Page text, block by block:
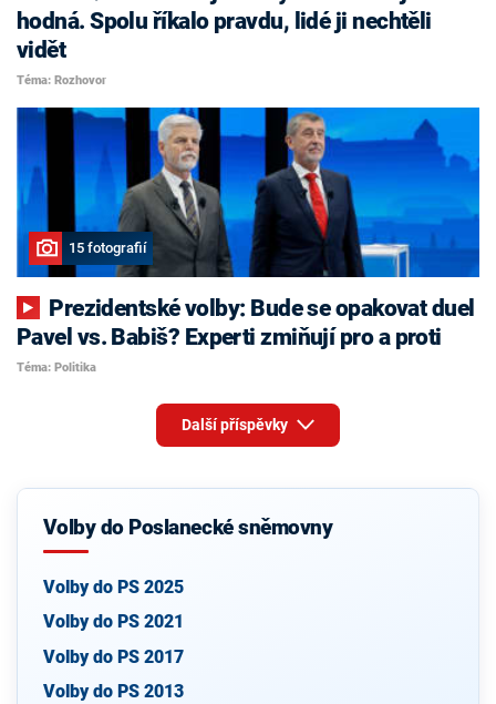
hodná. Spolu říkalo pravdu, lidé ji nechtěli
vidět
Téma: Rozhovor
15 fotografií
Pavel vs. Babiš? Experti zmiňují pro a proti
Téma: Politika
Další příspěvky
Volby do Poslanecké sněmovny
Volby do PS 2025
Volby do PS 2021
Volby do PS 2017
Volby do PS 2013